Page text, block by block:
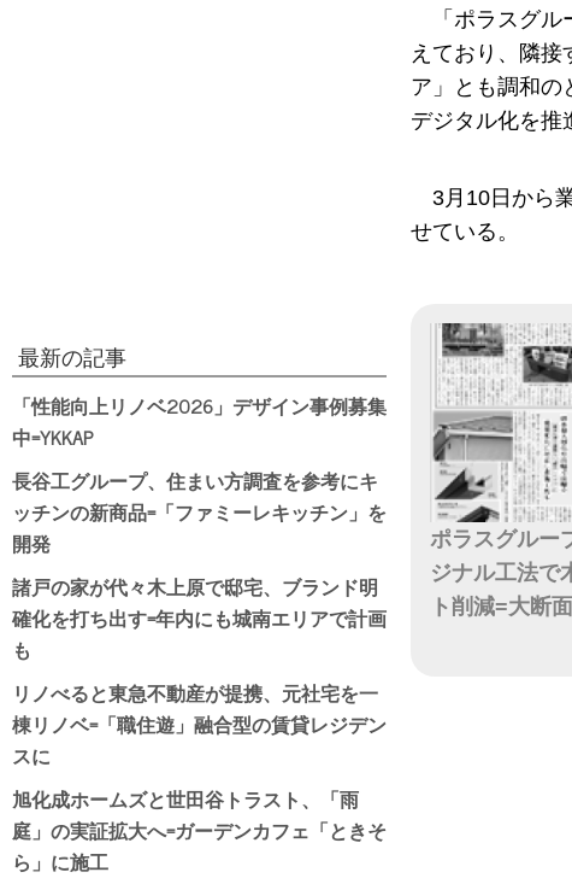
「ポラスグ
えており、隣接
ア」とも調和の
デジタル化を推
3月10日から
せている。
ポラスグルー
ジナル工法で
ト削減=大断
最新の記事
「性能向上リノベ2026」デザイン事例募集
中=YKKAP
長谷工グループ、住まい方調査を参考にキ
ッチンの新商品=「ファミーレキッチン」を
開発
諸戸の家が代々木上原で邸宅、ブランド明
確化を打ち出す=年内にも城南エリアで計画
も
リノべると東急不動産が提携、元社宅を一
棟リノベ=「職住遊」融合型の賃貸レジデン
スに
旭化成ホームズと世田谷トラスト、「雨
庭」の実証拡大へ=ガーデンカフェ「ときそ
ら」に施工